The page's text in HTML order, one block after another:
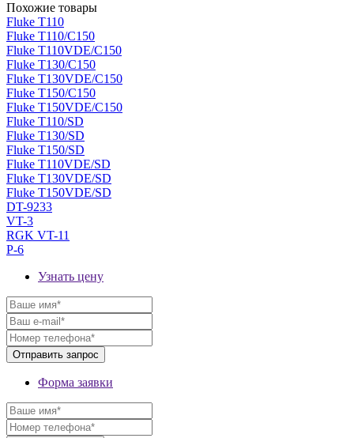
Похожие товары
Fluke T110
Fluke T110/C150
Fluke T110VDE/C150
Fluke T130/C150
Fluke T130VDE/C150
Fluke T150/C150
Fluke T150VDE/C150
Fluke T110/SD
Fluke T130/SD
Fluke T150/SD
Fluke T110VDE/SD
Fluke T130VDE/SD
Fluke T150VDE/SD
DT-9233
VT-3
RGK VT-11
P-6
Узнать цену
Форма заявки